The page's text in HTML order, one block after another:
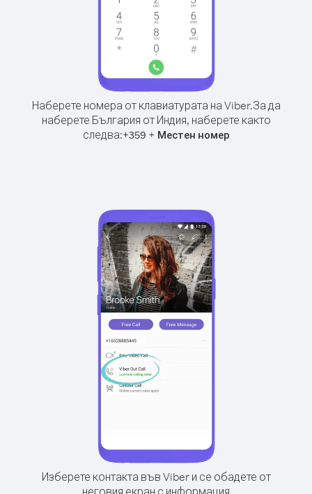
Наберете номера от клавиатурата на Viber.За да
наберете България от Индия, наберете както
следва:+359 + Местен номер
Изберете контакта във Viber и се обадете от
неговия екран с информация